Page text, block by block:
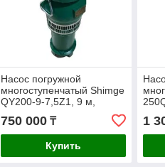
Насос погружной
многоступенчатый Shimge
QY200-9-7,5Z1, 9 м,
750 000₸
Купить
1